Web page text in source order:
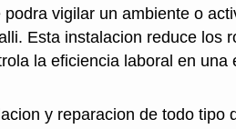
vigilar un ambiente o
Esta instalacion reduce los
la eficiencia laboral en una
y reparacion de todo tipo